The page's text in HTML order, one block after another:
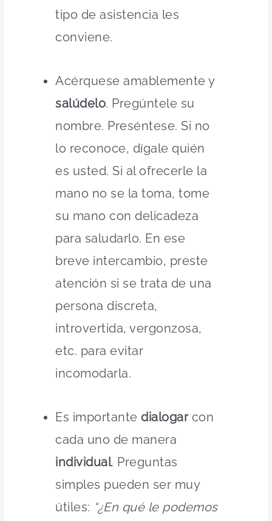
tipo de asistencia les
conviene.
Acérquese amablemente y
salúdelo. Pregúntele su
nombre. Preséntese. Si no
lo reconoce, dígale quién
es usted. Si al ofrecerle la
mano no se la toma, tome
su mano con delicadeza
para saludarlo. En ese
breve intercambio, preste
atención si se trata de una
persona discreta,
introvertida, vergonzosa,
etc. para evitar
incomodarla.
Es importantedialogarcon
cada uno de manera
individual. Preguntas
simples pueden ser muy
útiles: “¿En qué le podemos